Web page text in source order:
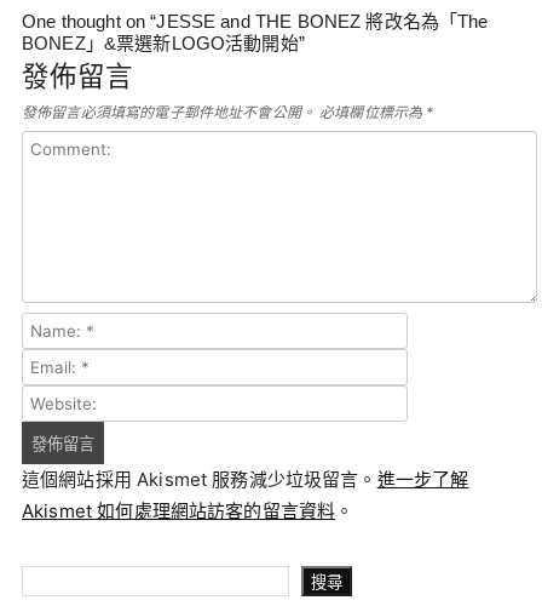
One thought on “JESSE and THE BONEZ 將改名為「The
BONEZ」&票選新LOGO活動開始”
發佈留言
發佈留言必須填寫的電子郵件地址不會公開。 必填欄位標示為 *
這個網站採用 Akismet 服務減少垃圾留言。 進一步了解
Akismet 如何處理網站訪客的留言資料 。
搜尋